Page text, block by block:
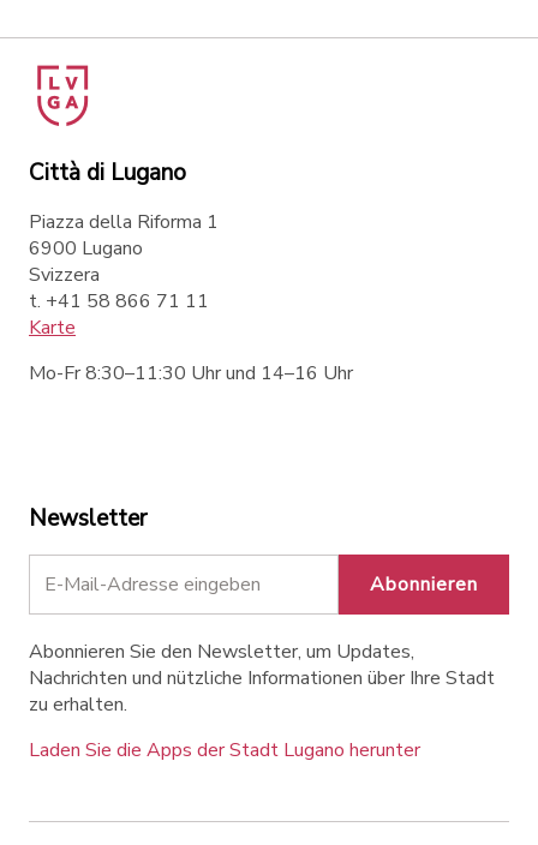
Città di Lugano
Piazza della Riforma 1
6900 Lugano
Svizzera
t. +41 58 866 71 11
Karte
Mo-Fr 8:30–11:30 Uhr und 14–16 Uhr
Newsletter
Abonnieren
Abonnieren Sie den Newsletter, um Updates,
Nachrichten und nützliche Informationen über Ihre Stadt
zu erhalten.
Laden Sie die Apps der Stadt Lugano herunter